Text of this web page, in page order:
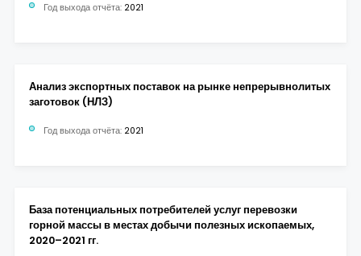
Год выхода отчёта: 2021
Анализ экспортных поставок на рынке непрерывнолитых
заготовок (НЛЗ)
Год выхода отчёта: 2021
База потенциальных потребителей услуг перевозки
горной массы в местах добычи полезных ископаемых,
2020–2021 гг.